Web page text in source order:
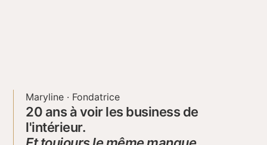
Maryline · Fondatrice
20 ans à voir les business de
l'intérieur.